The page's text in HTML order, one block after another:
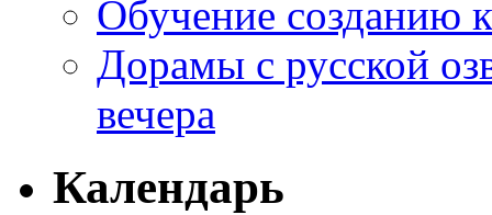
Обучение созданию
Дорамы с русской
вечера
Календарь